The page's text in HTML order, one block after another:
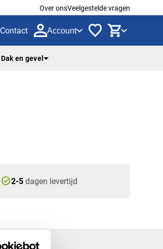
Over onsVeelgestelde vragen
Contact Account
Dak en gevel
check_circle2-5 dagen levertijd